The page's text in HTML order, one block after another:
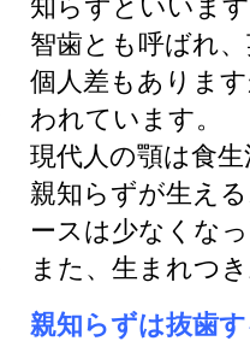
知らずといいま
智歯とも呼ばれ
個人差もありま
われています。
現代人の顎は食
親知らずが生え
ースは少なくな
また、生まれつ
親知らずは抜歯